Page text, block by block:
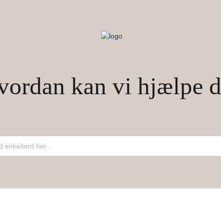
kan vi hjælpe